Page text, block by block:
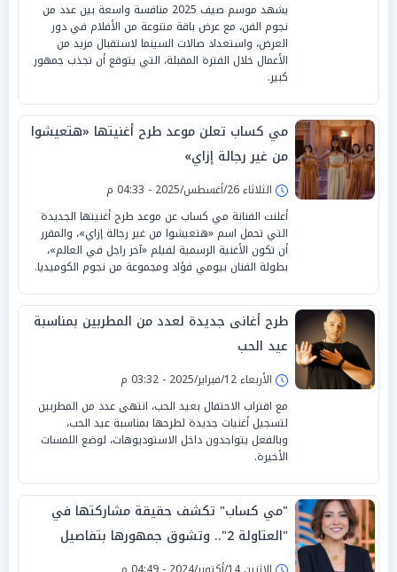
يشهد موسم صيف 2025 منافسة واسعة بين عدد من
نجوم الفن، مع عرض باقة متنوعة من الأفلام في دور
العرض، واستعداد صالات السينما لاستقبال مزيد من
الأعمال خلال الفترة المقبلة، التي يتوقع أن تجذب جمهور
كبير.
مي كساب تعلن موعد طرح أغنيتها «هتعيشوا
من غير رجالة إزاي»
الثلاثاء 26/أغسطس/2025 - 04:33 م
أعلنت الفنانة مي كساب عن موعد طرح أغنيتها الجديدة
التي تحمل اسم «هتعيشوا من غير رجالة إزاي»، والمقرر
أن تكون الأغنية الرسمية لفيلم «آخر راجل في العالم»،
بطولة الفنان بيومي فؤاد ومجموعة من نجوم الكوميديا.
طرح أغانى جديدة لعدد من المطربين بمناسبة
عيد الحب
الأربعاء 12/فبراير/2025 - 03:32 م
مع اقتراب الاحتفال بعيد الحب، انتهى عدد من المطربين
لتسجيل أغنيات جديدة لطرحها بمناسبة عيد الحب،
وبالفعل يتواجدون داخل الاستوديوهات، لوضع اللمسات
الأخيرة.
"مي كساب" تكشف حقيقة مشاركتها في
"العتاولة 2".. وتشوق جمهورها بتفاصيل
جديدة